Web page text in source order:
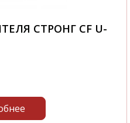
СТРОНГ CF U-